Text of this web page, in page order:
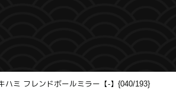
ハミ フレンドボールミラー【-】{040/193}